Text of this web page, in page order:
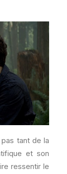
pas tant de la
et son
ressentir le